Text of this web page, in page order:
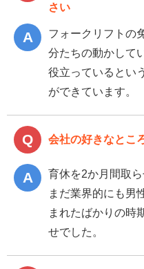
さい
フォークリフトの
分たちの動かして
役立っているとい
ができています。
会社の好きなとこ
育休を2か月間取
まだ業界的にも男
まれたばかりの時
せでした。